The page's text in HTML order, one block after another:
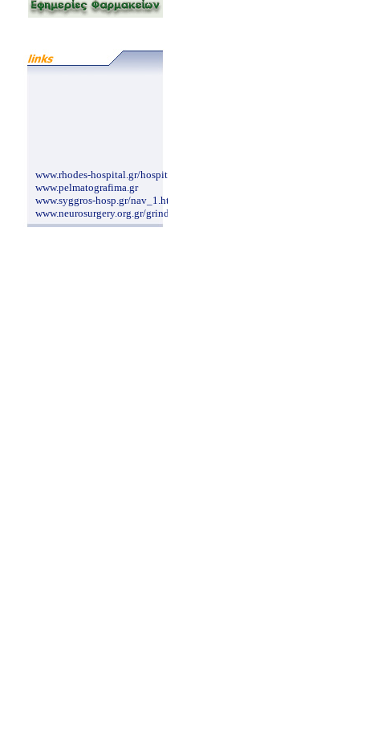
www.pelmatografima.gr
www.syggros-hosp.gr/nav_1.htm
www.neurosurgery.org.gr/grindex.htm
www.pgna.gr/contact.htm
www.karageorgopoulos.gr/main.php